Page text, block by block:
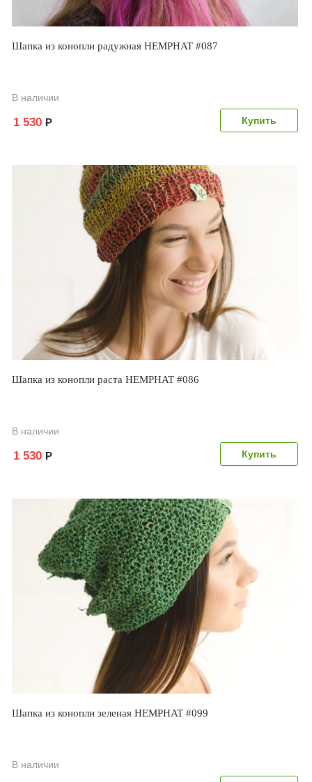
Шапка из конопли радужная HEMPHAT #087
В наличии
1 530 Р
Шапка из конопли раста HEMPHAT #086
В наличии
1 530 Р
Шапка из конопли зеленая HEMPHAT #099
В наличии